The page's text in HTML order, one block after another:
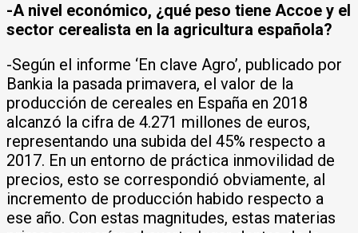
-A nivel económico, ¿qué peso tiene Accoe y el
sector cerealista en la agricultura española?
-Según el informe ‘En clave Agro’, publicado por
Bankia la pasada primavera, el valor de la
producción de cereales en España en 2018
alcanzó la cifra de 4.271 millones de euros,
representando una subida del 45% respecto a
2017. En un entorno de práctica inmovilidad de
precios, esto se correspondió obviamente, al
incremento de producción habido respecto a
ese año. Con estas magnitudes, estas materias